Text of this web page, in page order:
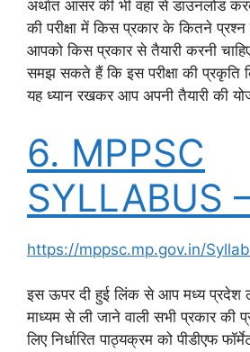
अर्थात आंसर की भी वहां से डाउनलोड
की परीक्षा में किस प्रकार के कितने
आपको किस प्रकार से तैयारी करनी
समझ सकते हैं कि इस परीक्षा की प्रकृति
यह ध्यान रखकर आप अपनी तैयारी की
6. MPPSC
SYLLABUS
https://mppsc.mp.gov.in/
इस ऊपर दी हुई लिंक से आप मध्य प्रदेश
माध्यम से ली जाने वाली सभी प्रकार की
लिए निर्धारित पाठ्यक्रम को पीडीएफ